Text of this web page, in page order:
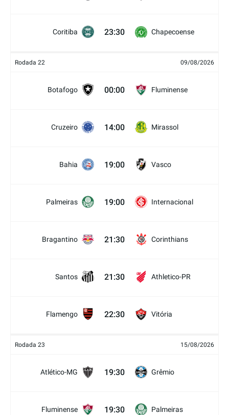
Coritiba 23:30 Chapecoense
Rodada 22 09/08/2026
Botafogo 00:00 Fluminense
Cruzeiro 14:00 Mirassol
Bahia 19:00 Vasco
Palmeiras 19:00 Internacional
Bragantino 21:30 Corinthians
Santos 21:30 Athletico-PR
Flamengo 22:30 Vitória
Rodada 23 15/08/2026
Atlético-MG 19:30 Grêmio
Fluminense 19:30 Palmeiras